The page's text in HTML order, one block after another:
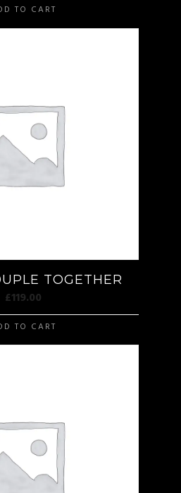
TO CART
TOGETHER
£119.00
TO CART